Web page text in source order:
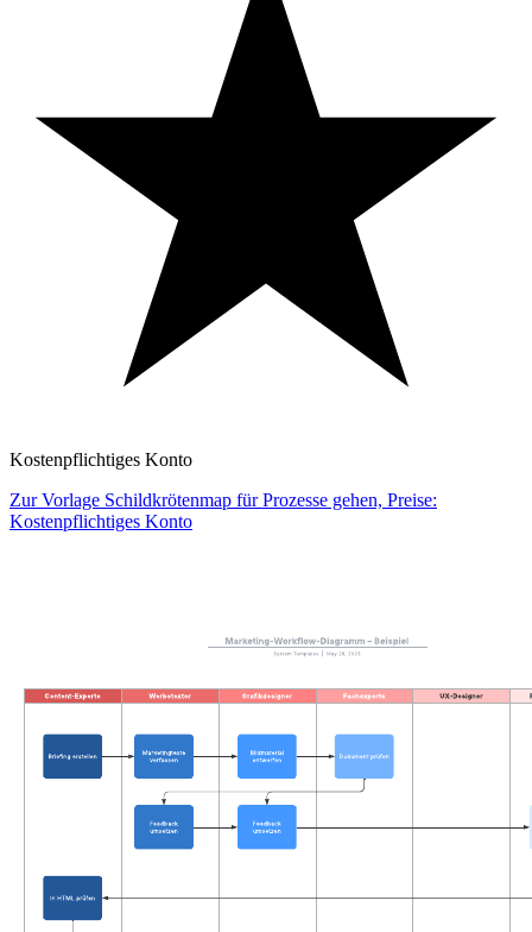
Kostenpflichtiges Konto
Zur Vorlage Schildkrötenmap für Prozesse gehen, Preise:
Kostenpflichtiges Konto